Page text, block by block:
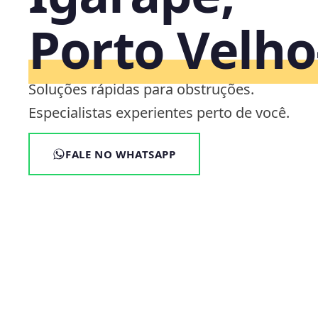
Porto
Soluções rápidas para obstruções.
Especialistas experientes perto de você.
FALE NO WHATSAPP